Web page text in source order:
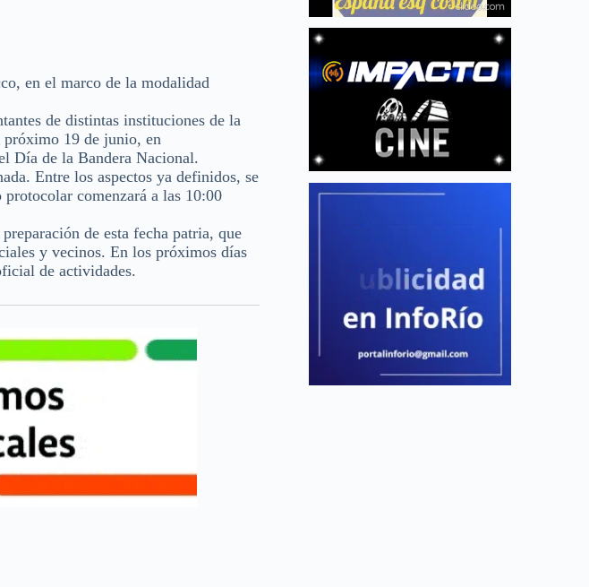
en el marco de la modalidad
de distintas instituciones de la
próximo 19 de junio, en
Día de la Bandera Nacional.
Entre los aspectos ya definidos, se
comenzará a las 10:00
de esta fecha patria, que
y vecinos. En los próximos días
de actividades.